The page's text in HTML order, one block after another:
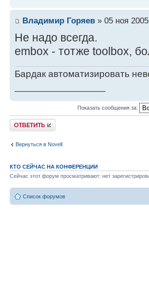
Владимир Горяев » 05 ноя
Не надо всегда.
embox - тотже toolbox,
Бардак автоматизировать
Показать сообщения за:
Ответить
Вернуться в Novell
КТО СЕЙЧАС НА КОНФЕРЕНЦИИ
Сейчас этот форум просматривают: нет
Список форумов